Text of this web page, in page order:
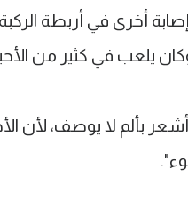
بألم لا يوصف، لأن